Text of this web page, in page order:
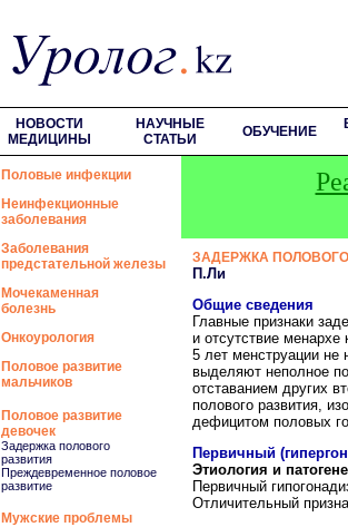
НОВОСТИ
МЕДИЦИНЫ
НАУЧНЫЕ
СТАТЬИ
ОБУЧЕНИЕ
Половые инфекции
Неинфекционные
заболевания
Заболевания
предстательной железы
Мочекаменная
болезнь
Онкоурология
Половое развитие
мальчиков
Половое развитие
девочек
Задержка полового
развития
Преждевременное половое
развитие
Мужские проблемы
ЗАДЕРЖКА
П.Ли
Общие сведения
Главные признаки
и отсутствие
5 лет менструации не
выделяют неполное
отставанием других
полового развития,
дефицитом половых
Первичный
Этиология и
Первичный
Отличительный